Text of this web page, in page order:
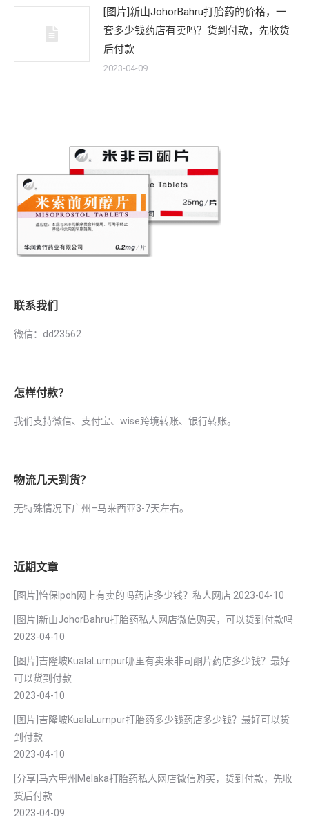
[图片]新山JohorBahru打胎药的价格，一
套多少钱药店有卖吗？货到付款，先收货
后付款
2023-04-09
联系我们
微信：dd23562
怎样付款？
我们支持微信、支付宝、wise跨境转账、银行转账。
物流几天到货？
无特殊情况下广州–马来西亚3-7天左右。
近期文章
[图片]怡保lpoh网上有卖的吗药店多少钱？私人网店 2023-04-10
[图片]新山JohorBahru打胎药私人网店微信购买，可以货到付款吗
2023-04-10
[图片]吉隆坡KualaLumpur哪里有卖米非司酮片药店多少钱？最好
可以货到付款
2023-04-10
[图片]吉隆坡KualaLumpur打胎药多少钱药店多少钱？最好可以货
到付款
2023-04-10
[分享]马六甲州Melaka打胎药私人网店微信购买，货到付款，先收
货后付款
2023-04-09